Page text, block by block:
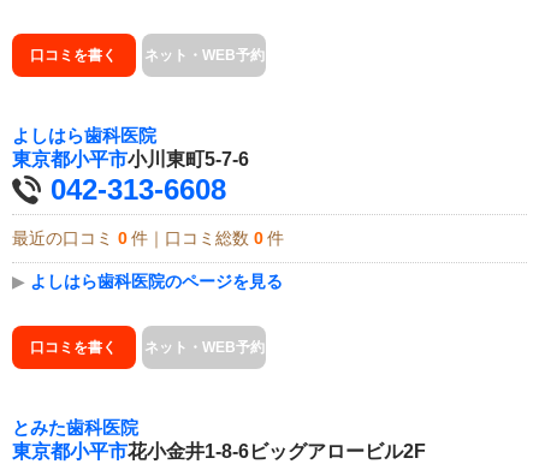
口コミを書く ネット・WEB予約
よしはら歯科医院
東京都小平市小川東町5-7-6
042-313-6608
最近の口コミ 0 件｜口コミ総数 0 件
▶ よしはら歯科医院のページを見る
口コミを書く ネット・WEB予約
とみた歯科医院
東京都小平市花小金井1-8-6ビッグアロービル2F